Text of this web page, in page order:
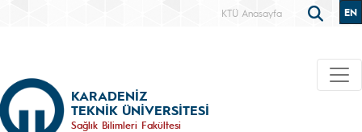
KTÜ Anasayfa EN
KARADENİZ
TEKNİK ÜNİVERSİTESİ
Sağlık Bilimleri Fakültesi